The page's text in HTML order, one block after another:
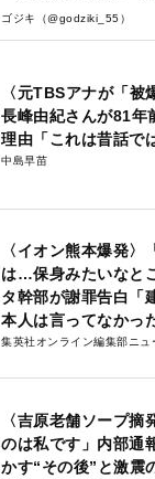
失-」
ゴジキ（@godziki_55）
〈元TBSアナが「被
長峰由紀さんが81年
理由「これは昔話で
中島早苗
〈イオン熊本爆発〉
は…保身みたいなと
タ幹部が謝罪告白「
本人は言ってなかっ
集英社オンライン編集部ニュ
〈吉原老舗ソープ摘
のは私です」内部通
かす“その後”と激震